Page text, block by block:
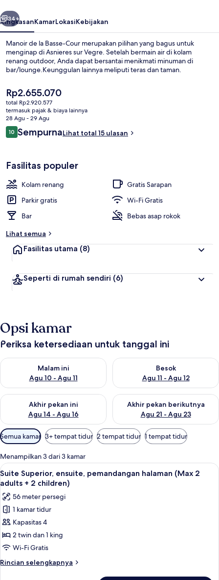
Berikutnya
34+
RingkasanKamarLokasiKebijakan
Manoir de la Basse-Cour merupakan pilihan yang bagus untuk
menginap di Asnieres sur Vegre. Setelah bermain air di kolam
renang outdoor, Anda dapat bersantai menikmati minuman di
bar/lounge.Keunggulan lainnya meliputi teras dan taman.
Harga
saat
ini
Rp2.655.070
Rp2.655.070
total Rp2.920.577
termasuk pajak & biaya lainnya
28 Agu - 29 Agu
Ulasan
1010 dari 10
SempurnaLihat total 15 ulasan
Fasilitas populer
Kolam renang
Gratis Sarapan
Parkir gratis
Wi-Fi Gratis
Bar
Bebas asap rokok
Lihat semua
Fasilitas utama (8)
Seperti di rumah sendiri (6)
Opsi kamar
Periksa ketersediaan untuk tanggal ini
Malam ini
Agu 10 - Agu 11
Periksa ketersediaan untuk malam ini Agu 10 - Agu 11
Besok
Agu 11 - Agu 12
Periksa ketersediaan untuk
Akhir pekan ini
Agu 14 - Agu 16
Periksa ketersediaan untuk akhir pekan ini Agu 14 - Agu 16
Akhir pekan berikutnya
Agu 21 - Agu 23
Periksa ketersediaan untuk
Filter
tersedia
untuk
kamar
Semua kamar 3+ tempat tidur 2 tempat tidur 1 tempat tidur
Menampilkan 3 dari 3 kamar
Lihat
semua
foto
untuk
Suite
Superior,
ensuite,
pemandangan
halaman
(Max
Suite Superior, ensuite,
6
Suite Superior, ensuite, pemandangan halaman (Max 2
adults + 2 children)
56 meter persegi
1 kamar tidur
Kapasitas 4
2 twin dan 1 king
Wi-Fi Gratis
Rincian selengkapnya
Rincian